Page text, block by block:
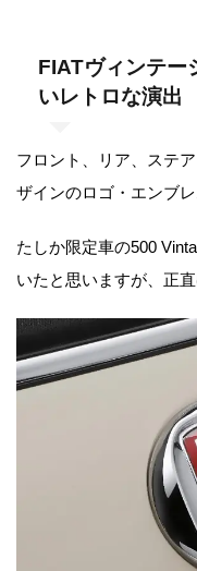
FIATヴィンテ
いレトロな演出
フロント、リア、ステ
ザインのロゴ・エンブ
たしか限定車の500
いたと思いますが、正直